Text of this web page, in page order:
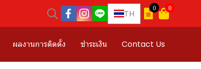
TH
0 0
ผลงานการติดตั้ง ชำระเงิน Contact Us